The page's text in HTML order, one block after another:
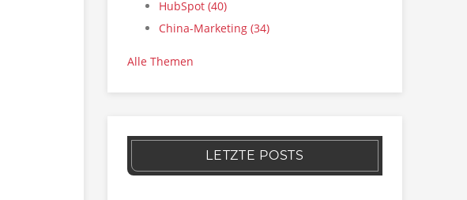
HubSpot (40)
China-Marketing (34)
Alle Themen
LETZTE POSTS